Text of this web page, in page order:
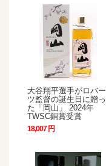
大谷翔平選手がロバー
ツ監督の誕生日に贈っ
た「岡山」 2024年
TWSC銅賞受賞
18,007 円